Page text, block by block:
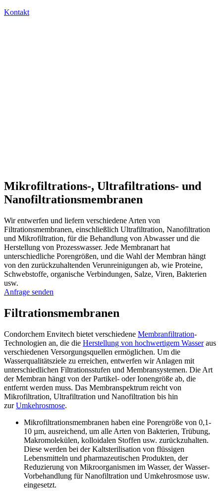
Kontakt
Mikrofiltrations-, Ultrafiltrations- und
Nanofiltrationsmembranen
Wir entwerfen und liefern verschiedene Arten von
Filtrationsmembranen, einschließlich Ultrafiltration, Nanofiltration
und Mikrofiltration, für die Behandlung von Abwasser und die
Herstellung von Prozesswasser. Jede Membranart hat
unterschiedliche Porengrößen, und die Wahl der Membran hängt
von den zurückzuhaltenden Verunreinigungen ab, wie Proteine,
Schwebstoffe, organische Verbindungen, Salze, Viren, Bakterien
usw.
Anfrage senden
Filtrationsmembranen
Condorchem Envitech bietet verschiedene Membranfiltration-
Technologien an, die die Herstellung von hochwertigem Wasseraus
verschiedenen Versorgungsquellen ermöglichen. Um die
Wasserqualitätsziele zu erreichen, entwerfen wir Anlagen mit
unterschiedlichen Filtrationsstufen und Membransystemen. Die Art
der Membran hängt von der Partikel- oder Ionengröße ab, die
entfernt werden muss. Das Membranspektrum reicht von
Mikrofiltration, Ultrafiltration und Nanofiltration bis hin
zurUmkehrosmose.
Mikrofiltrationsmembranen haben eine Porengröße von 0,1-
10 µm, ausreichend, um alle Arten von Bakterien, Trübung,
Makromolekülen, kolloidalen Stoffen usw. zurückzuhalten.
Diese werden bei der Kaltsterilisation von flüssigen
Lebensmitteln und pharmazeutischen Produkten, der
Reduzierung von Mikroorganismen im Wasser, der Wasser-
Vorbehandlung für Nanofiltration und Umkehrosmose usw.
eingesetzt.